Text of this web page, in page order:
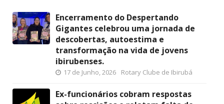
Encerramento do Despertando
Gigantes celebrou uma jornada de
descobertas, autoestima e
transformação na vida de jovens
ibirubenses.
17 de Junho, 2026 Rotary Clube de Ibirubá
Ex-funcionários cobram respostas